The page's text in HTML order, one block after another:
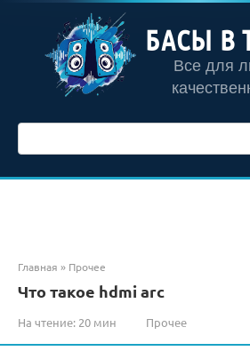
контенту
БАСЫ В
Все для
Главная » Прочее
Что такое hdmi arc
На чтение: 20 мин Прочее